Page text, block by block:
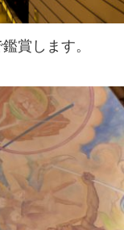
賞します。